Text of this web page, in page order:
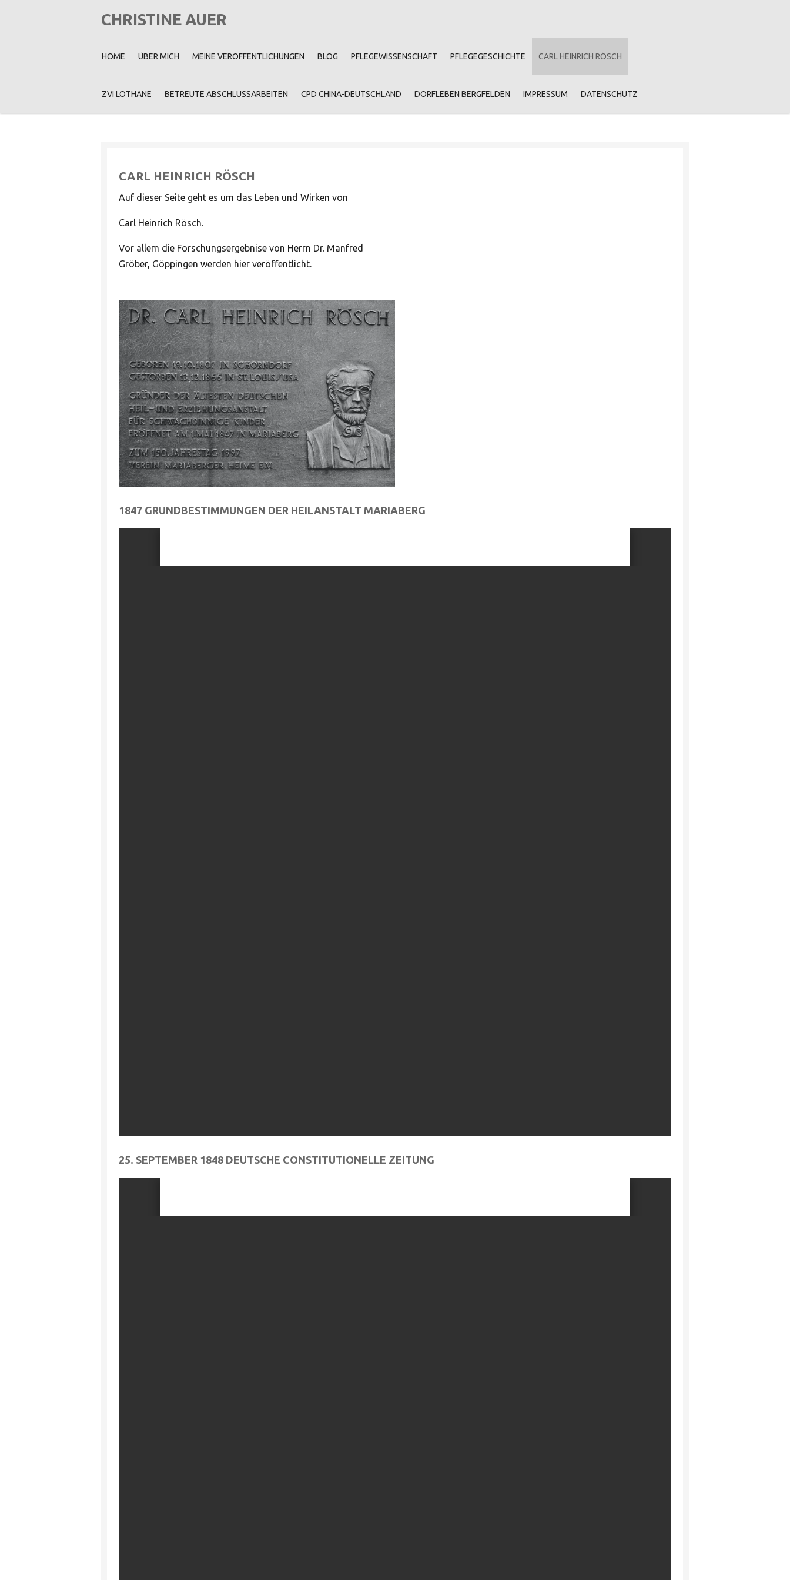
CHRISTINE AUER
HOME ÜBER MICH MEINE VERÖFFENTLICHUNGEN BLOG PFLEGEWISSENSCHAFT PFLEGEGESCHICHTE CARL HEINRICH RÖSCH
ZVI LOTHANE BETREUTE ABSCHLUSSARBEITEN CPD CHINA-DEUTSCHLAND DORFLEBEN BERGFELDEN IMPRESSUM DATENSCHUTZ
CARL HEINRICH RÖSCH
Auf dieser Seite geht es um das Leben und Wirken von
Carl Heinrich Rösch.
Vor allem die Forschungsergebnise von Herrn Dr. Manfred
Gröber, Göppingen werden hier veröffentlicht.
1847 GRUNDBESTIMMUNGEN DER HEILANSTALT MARIABERG
25. SEPTEMBER 1848 DEUTSCHE CONSTITUTIONELLE ZEITUNG